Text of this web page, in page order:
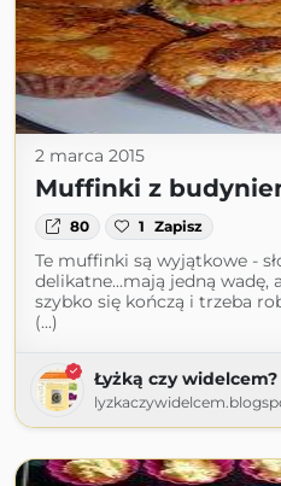
2 marca 2015
Muffinki z
80 1 Zapisz
Te muffinki są wyjątkowe -
delikatne...mają jedną wadę,
szybko się kończą i trzeba
(...)
Łyżką czy widelcem?